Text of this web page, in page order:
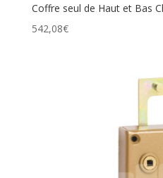
Coffre seul de Haut et Bas
542,08€